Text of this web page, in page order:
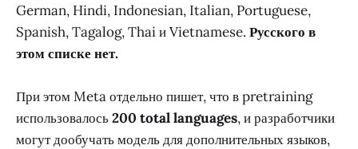
German, Hindi, Indonesian, Italian, Portuguese,
Spanish, Tagalog, Thai и Vietnamese. Русского в
этом списке нет.
При этом Meta отдельно пишет, что в pretraining
использовалось200 total languages, и разработчики
могут дообучать модель для дополнительных языков,